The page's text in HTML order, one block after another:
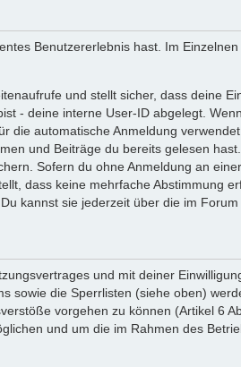
Benutzererlebnis hast. Im
und stellt sicher, dass deine
- deine interne User-ID abgelegt.
die automatische Anmeldung
und Beiträge du bereits gelesen
Sofern du ohne Anmeldung an
dass keine mehrfache Abstimmung
kannst sie jederzeit über die im
und mit deiner
sowie die Sperrlisten (siehe oben)
vorgehen zu können (Artikel 6
und um die im Rahmen des